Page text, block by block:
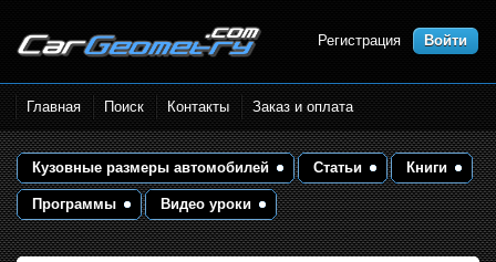
Размеры кузова автомобилей.
Контрольные точки и кузовные
размеры. Геометрия кузова
Регистрация Войти
Главная Поиск Контакты Заказ и оплата
Кузовные размеры автомобилей Статьи Книги
Программы Видео уроки